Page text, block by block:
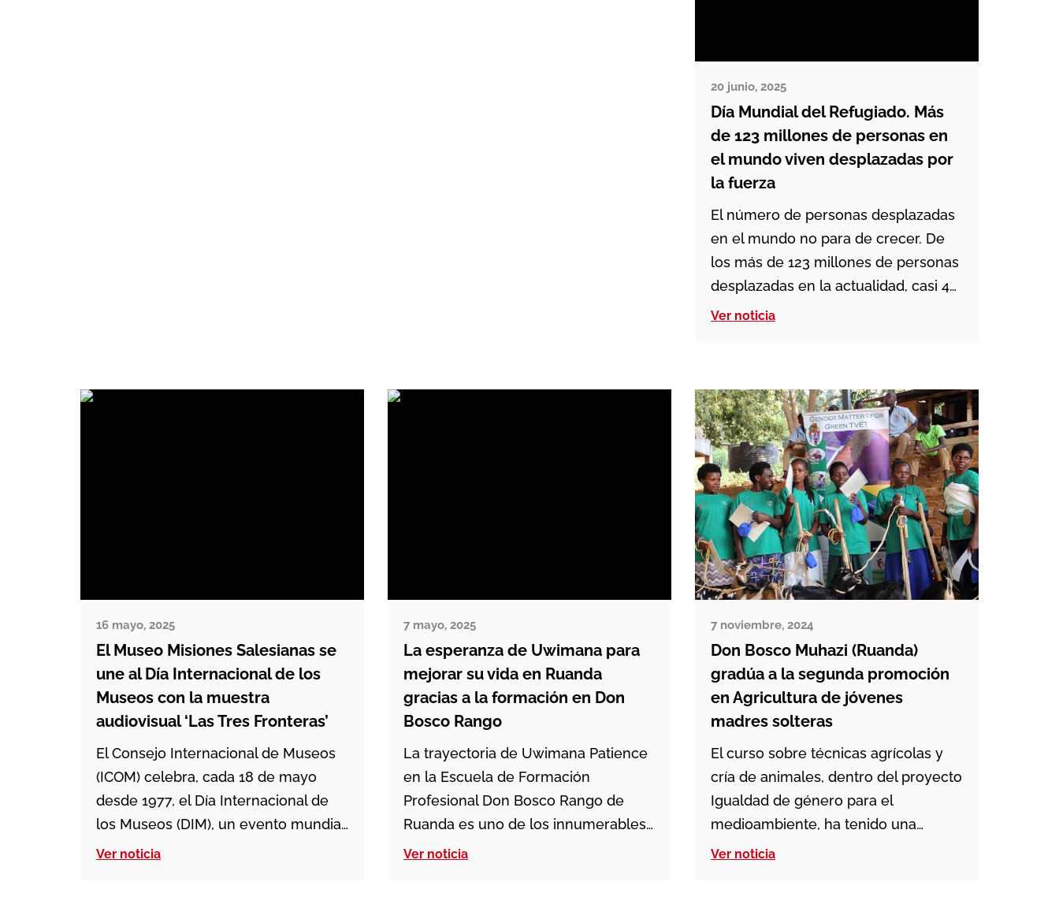
20 junio, 2025
Día Mundial del Refugiado. Más
de 123 millones de personas en
el mundo viven desplazadas por
la fuerza
El número de personas desplazadas
en el mundo no para de crecer. De
los más de 123 millones de personas
desplazadas en la actualidad, casi 43
millones viven refugiadas en otros
violencia y 1 de […]
Ver noticia
16 mayo, 2025
El Museo Misiones Salesianas se
une al Día Internacional de los
Museos con la muestra
audiovisual ‘Las Tres Fronteras’
El Consejo Internacional de Museos
(ICOM) celebra, cada 18 de mayo
desde 1977, el Día Internacional de
los Museos (DIM), un evento mundial
que destaca el papel transformador
Ver noticia
7 mayo, 2025
La esperanza de Uwimana para
mejorar su vida en Ruanda
gracias a la formación en Don
Bosco Rango
La trayectoria de Uwimana Patience
en la Escuela de Formación
Profesional Don Bosco Rango de
Ruanda es uno de los innumerables
ejemplos de resiliencia y superación
Ver noticia
7 noviembre, 2024
Don Bosco Muhazi (Ruanda)
gradúa a la segunda promoción
en Agricultura de jóvenes
madres solteras
El curso sobre técnicas agrícolas y
cría de animales, dentro del proyecto
Igualdad de género para el
medioambiente, ha tenido una
duración de seis meses. La segunda
Ver noticia